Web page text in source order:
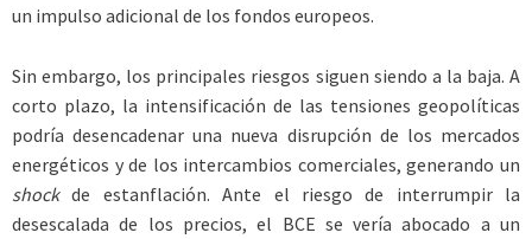
un impulso adicional de los fondos europeos.
Sin embargo, los principales riesgos siguen siendo a la baja. A
corto plazo, la intensificación de las tensiones geopolíticas
podría desencadenar una nueva disrupción de los mercados
energéticos y de los intercambios comerciales, generando un
shockde estanflación. Ante el riesgo de interrumpir la
desescalada de los precios, el BCE se vería abocado a un